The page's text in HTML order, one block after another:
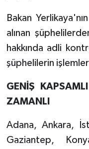
Bakan
alınan
hakkında adli
şüphelilerin
GENİŞ
ZAMANLI
Adana, Ankara,
Gaziantep,